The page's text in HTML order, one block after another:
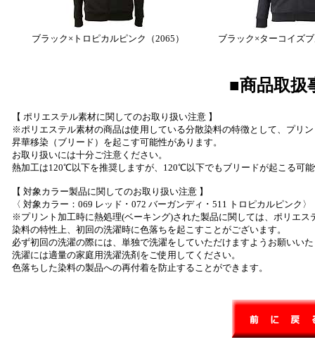
ブラック×トロピカルピンク（2065） ブラック×ターコイズ
■商品取扱
【 ポリエステル素材に関してのお取り扱い注意 】
※ポリエステル素材の商品は使用している分散染料の特徴として、プリ
昇華移染（ブリード）を起こす可能性があります。
お取り扱いには十分ご注意ください。
熱加工は120℃以下を推奨しますが、120℃以下でもブリードが起こる可
【 対象カラー製品に関してのお取り扱い注意 】
〈 対象カラー：069 レッド ･ 072 バーガンディ ･ 511 トロピカルピンク〉
※プリント加工時に熱処理(ベーキング)された製品に関しては、ポリエス
染料の特性上、初回の洗濯時に色落ちを起こすことがございます。
必ず初回の洗濯の際には、単独で洗濯をしていただけますようお願いい
洗濯には適量の家庭用洗濯洗剤をご使用してください。
色落ちした染料の製品への再付着を防止することができます。